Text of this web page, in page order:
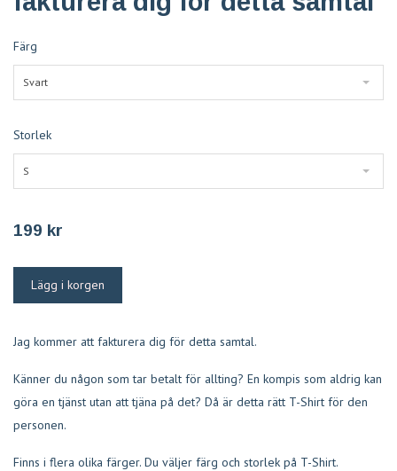
Färg
Svart
Storlek
S
199 kr
Jag kommer att fakturera dig för detta samtal.
Känner du någon som tar betalt för allting? En kompis som aldrig kan
göra en tjänst utan att tjäna på det? Då är detta rätt T-Shirt för den
personen.
Finns i flera olika färger. Du väljer färg och storlek på T-Shirt.